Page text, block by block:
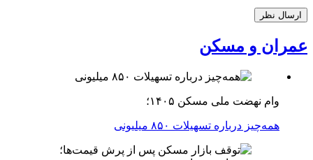
عمران و مسکن
وام نهضت ملی مسکن ۱۴۰۵؛
همه‌چیز درباره تسهیلات ۸۵۰ میلیونی